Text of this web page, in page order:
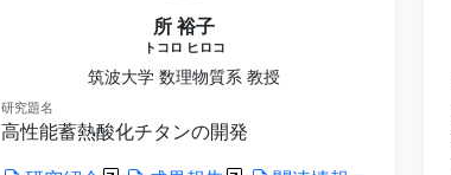
所 裕子
トコロ ヒロコ
筑波大学 数理物質系 教授
研究題名
高性能蓄熱酸化チタンの開発